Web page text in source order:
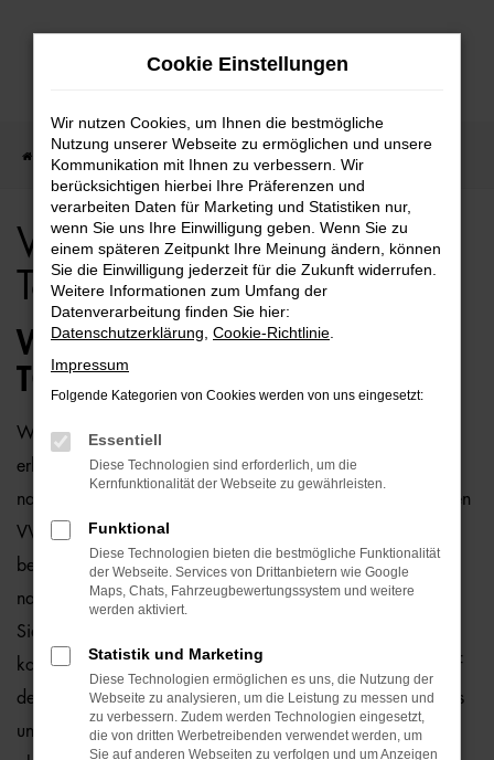
Zum
Startseite Bremen VW VW Touareg für Bremen Top Angebote
VW Touareg für Bremen
Top Angebote
WIE WÄRE ES MIT EINEM VW
TOUAREG FÜR BREMEN?
Wer zu uns und damit zur Auto-Familie Ostermaier kommt,
erhält viele Vorschläge rund um die Mobilität. Das gilt
natürlich auch für Bremen und Umgebung, wo wir gerne den
VW Touareg empfehlen. Die Rede ist von einem rundum
bewährten und zuverlässigen Fahrzeug, das perfekt zu
nahezu jedem Anspruch in Bremen passt. Gerne lassen wir
Sie bei uns vor Ort einsteigen oder übernehmen die
komplette Beratung auf digitalem Weg. Der Vorteil liegt auf
der Hand, denn so erhalten Sie Ihren VW Touareg frei Haus
und erfreuen sich an der direkten Lieferung nach Bremen
Cookie Einstellungen
Wir nutzen Cookies, um Ihnen die bestmögliche
Nutzung unserer Webseite zu ermöglichen und unsere
Kommunikation mit Ihnen zu verbessern. Wir
berücksichtigen hierbei Ihre Präferenzen und
verarbeiten Daten für Marketing und Statistiken nur,
wenn Sie uns Ihre Einwilligung geben. Wenn Sie zu
einem späteren Zeitpunkt Ihre Meinung ändern, können
Sie die Einwilligung jederzeit für die Zukunft widerrufen.
Weitere Informationen zum Umfang der
Datenverarbeitung finden Sie hier:
Datenschutzerklärung Cookie-Richtlinie
Impressum
Folgende Kategorien von Cookies werden von uns eingesetzt:
Essentiell
Diese Technologien sind erforderlich, um die
Kernfunktionalität der Webseite zu gewährleisten.
Funktional
Diese Technologien bieten die bestmögliche Funktionalität
der Webseite. Services von Drittanbietern wie Google
Maps, Chats, Fahrzeugbewertungssystem und weitere
werden aktiviert.
Statistik und Marketing
Diese Technologien ermöglichen es uns, die Nutzung der
Webseite zu analysieren, um die Leistung zu messen und
zu verbessern. Zudem werden Technologien eingesetzt,
die von dritten Werbetreibenden verwendet werden, um
Sie auf anderen Webseiten zu verfolgen und um Anzeigen